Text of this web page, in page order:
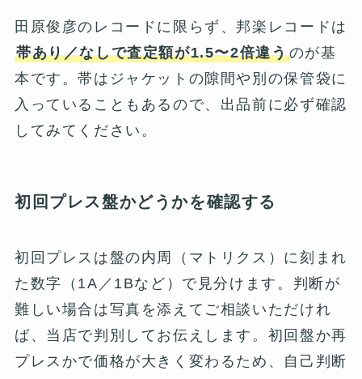
田原俊彦のレコードに限らず、邦楽レコードは
帯あり／なしで査定額が1.5〜2倍違うのが基
本です。帯はジャケットの隙間や別の保管袋に
入っていることもあるので、出品前に必ず確認
してみてください。
初回プレス盤かどうかを確認する
初回プレスは盤の内周（マトリクス）に刻まれ
た数字（1A／1Bなど）で見分けます。判断が
難しい場合は写真を添えてご相談いただけれ
ば、当店で判別してお伝えします。初回盤か再
プレスかで価格が大きく変わるため、自己判断